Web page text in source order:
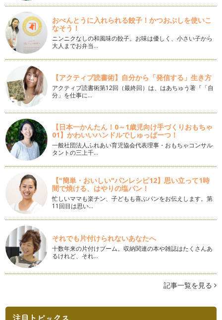
ママといっしょにクッキング 海の幸を味わうクラムチャウダ
ー作り
酒蒸ししたあさり、玉ねぎ、じゃがいも、ベーコンが入ったと
ろみのあるクラムチャウダー。お子さ…
ママといっしょにクッキング ひな祭りのお祝いに簡単いちご
大福作り
今回のママといっしょにクッキングでは手軽にできるいちご大
福の作り方をご紹介いたします。ひな…
ママといっしょにクッキング バレンタインに贈ろう ショコ
ラケーキ
今年のバレンタインは、パパへの感謝の気持ちをお子さまとい
っしょにぜひ手作りしてみてはいかが…
ママといっしょにクッキング 手ごねの子ブタさんの中華まん
寒い時期には、体も心もあったまる手作りおやつが食べたく
なり…
ママといっしょにクッキング お祝いフルーツブーケをつくろ
う
みなさま、あけましておめでとうございます。 『ママといっ
しょにクッキング』の連載コ…
ママといっしょにクッキング お星様のアップルアーモンドパ
イ作り
年末年始に向けて家族や友人とホームパーティーをすることが
多くなってきますね。 この…
をたっぷりご紹介します！クリスマス…
おべんとうに入れられる餃子！かつおぶしを使いこ
なそう！
ニンニクなしの和風味の餃子。お味は優しく、小さい子から
大人までお弁当…
【アクティブ読書術】自分から「発信する」生き方
アクティブ読書術第12回（最終回）は、はあちゅう著『「自
分」を仕事に…
【日本一かんたん！0～1歳児向け手づくりおもちゃ
01】かわいいハンドルでしゅっぱーつ！
一般社団法人ふれあい育児協会代表理事・おもちゃコンサル
タントの三上千…
【"簡単・おいしい"パンレシピ12】思い立って1時
間で焼ける、はやりの塩パン！
忙しいママも楽チン、子どもも喜ぶパンをお伝えします。第
11回目は思い…
それでも片付けられないあなたへ
十数年来の片付けブーム。収納関連の本や雑誌はたくさんあ
るけれど、それ…
記事一覧を見る